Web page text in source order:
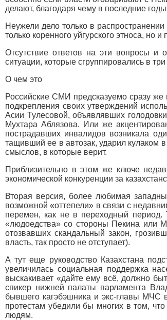
делают, благодаря чему в последние
Неужели дело только в
только коренного уйгурского этноса,
Отсутствие ответов на эти вопросы и
ситуации, которые сгруппировались в
О чем это
Российские СМИ предсказуемо сразу же
подкрепления своих утверждений
Асии Тулесовой, объявлявших
Мухтара Аблязова. Или же
пострадавших инвалидов возникала
тащивший ее в автозак, ударил кулаком
смыслов, в которые верит.
Приблизительно в этом же ключе
экономической конкуренции за
Вторая версия, более любимая
возможной «оттепели» в связи с
перемен, как не в переходный период.
«людоедства» со стороны Пекина или
отозвавших скандальный закон,
власть, так просто не отступает).
А тут еще руководство Казахстана
увеличилась социальная поддержка
выскакивает «дайте ему всё, должно
спикер нижней палаты парламента
бывшего кагэбэшника и экс-главы МЧС
протестам убедили бы многих в том,
людям.